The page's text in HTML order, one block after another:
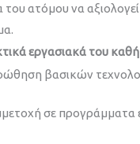
του ατόμου να
εργασιακά του
βασικών
σε προγράμματα